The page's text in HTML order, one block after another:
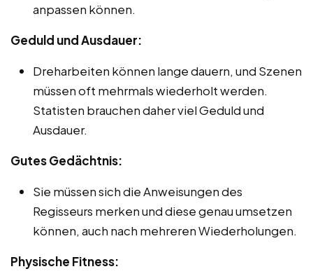
anpassen können.
Geduld und Ausdauer:
Dreharbeiten können lange dauern, und Szenen
müssen oft mehrmals wiederholt werden.
Statisten brauchen daher viel Geduld und
Ausdauer.
Gutes Gedächtnis:
Sie müssen sich die Anweisungen des
Regisseurs merken und diese genau umsetzen
können, auch nach mehreren Wiederholungen.
Physische Fitness: